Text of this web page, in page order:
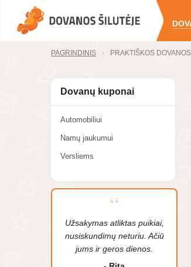
PAGRINDINIS PRAKTIŠKOS DOVANOS
Dovanų kuponai
Automobiliui
Namų jaukumui
Versliems
Užsakymas atliktas puikiai,
nusiskundimų neturiu. Ačiū
jums ir geros dienos.